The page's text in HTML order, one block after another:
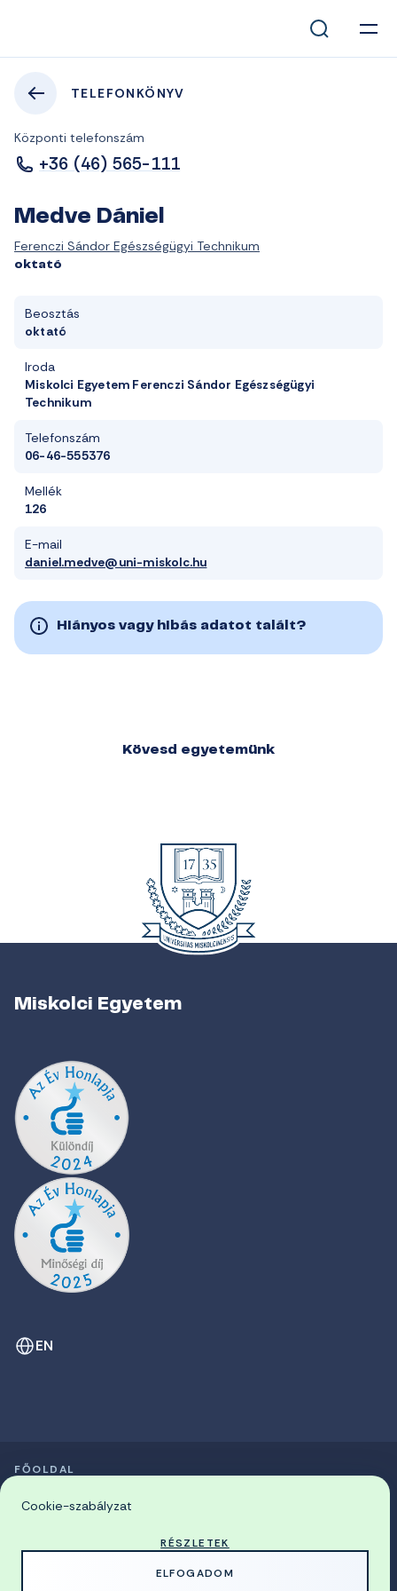
TELEFONKÖNYV
Központi telefonszám
+36 (46) 565-111
Medve Dániel
Ferenczi Sándor Egészségügyi Technikum
oktató
Beosztás
oktató
Iroda
Miskolci Egyetem Ferenczi Sándor Egészségügyi
Technikum
Telefonszám
06-46-555376
Mellék
126
E-mail
daniel.medve@uni-miskolc.hu
Hiányos vagy hibás adatot talált?
Kövesd egyetemünk
Miskolci Egyetem
EN
© 2026 Miskolci Egyetem
FŐOLDAL
Cookie-szabályzat
RÉSZLETEK
ELFOGADOM